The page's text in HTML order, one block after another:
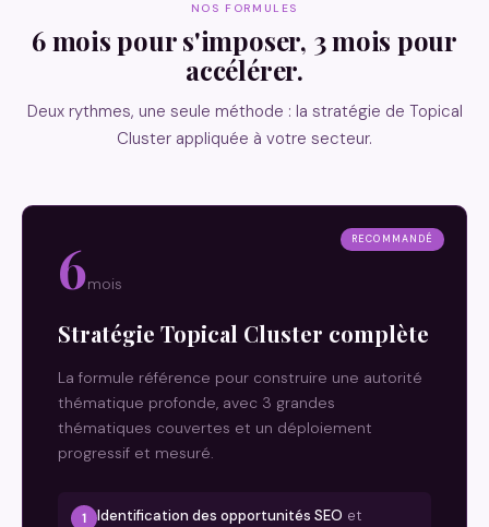
NOS FORMULES
6 mois pour s'imposer, 3 mois pour
accélérer.
Deux rythmes, une seule méthode : la stratégie de Topical
Cluster appliquée à votre secteur.
RECOMMANDÉ
6mois
Stratégie Topical Cluster complète
La formule référence pour construire une autorité
thématique profonde, avec 3 grandes
thématiques couvertes et un déploiement
progressif et mesuré.
1 Identification des opportunités SEO et